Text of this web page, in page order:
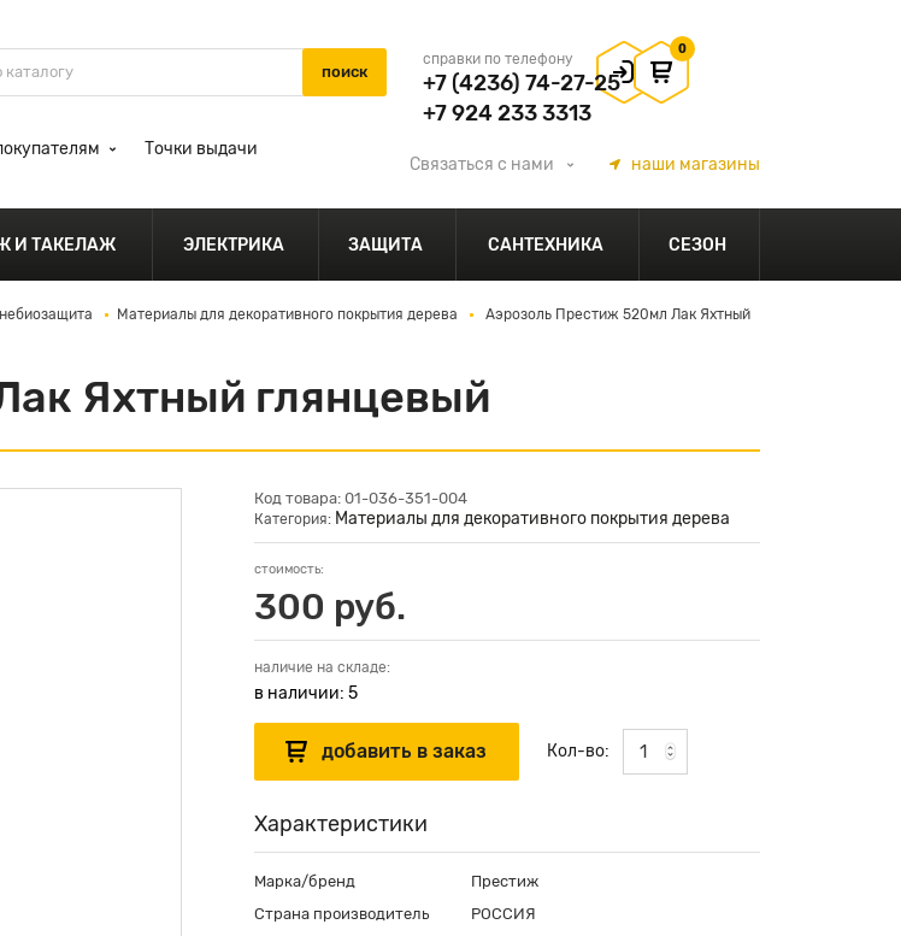
справки по телефону
+7 (4236) 74-27-25
+7 924 233 3313
0
Точки выдачи
Связаться с нами наши магазины
И ТАКЕЛАЖ ЭЛЕКТРИКА ЗАЩИТА САНТЕХНИКА СЕЗОН
Материалы для декоративного покрытия дерева
Аэрозоль Престиж 520мл Лак Яхтный
Яхтный глянцевый
Код товара: 01-036-351-004
Категория: Материалы для декоративного покрытия дерева
стоимость:
300 руб.
наличие на складе:
в наличии: 5
Кол-во:
Характеристики
Марка/бренд
Престиж
Страна производитель
РОССИЯ